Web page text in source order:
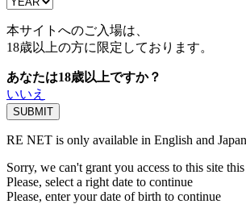
本サイトへのご入場は、
18歳以上の方に限定しております。
あなたは18歳以上ですか？
いいえ
RE NET is only available in English and
Sorry, we can't grant you access to this site
Please, select a right date to continue
Please, enter your date of birth to continue